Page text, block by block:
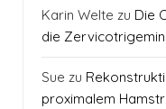
Karin Welte zu Die
die
Sue zu
proximalem